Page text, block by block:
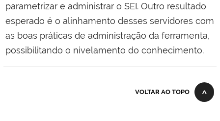
parametrizar e administrar o SEI. Outro resultado
esperado é o alinhamento desses servidores com
as boas práticas de administração da ferramenta,
possibilitando o nivelamento do conhecimento.
VOLTAR AO TOPO